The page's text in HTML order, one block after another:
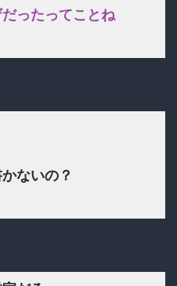
ったってことね
ないの？